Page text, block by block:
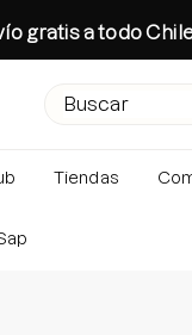
gratis a todo
Campo de
Tiendas